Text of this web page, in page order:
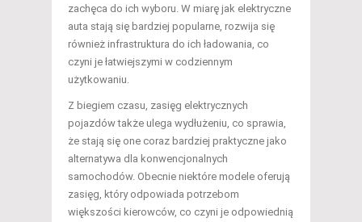
zachęca do ich wyboru. W miarę jak elektryczne
auta stają się bardziej popularne, rozwija się
również infrastruktura do ich ładowania, co
czyni je łatwiejszymi w codziennym
użytkowaniu.
Z biegiem czasu, zasięg elektrycznych
pojazdów także ulega wydłużeniu, co sprawia,
że stają się one coraz bardziej praktyczne jako
alternatywa dla konwencjonalnych
samochodów. Obecnie niektóre modele oferują
zasięg, który odpowiada potrzebom
większości kierowców, co czyni je odpowiednią